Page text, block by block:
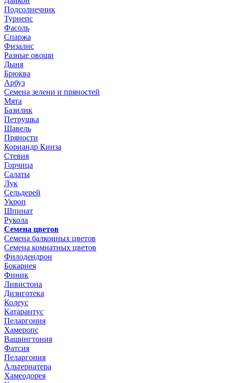
Подсолнечник
Турнепс
Фасоль
Спаржа
Физалис
Разные овощи
Дыня
Брюква
Арбуз
Семена зелени и пряностей
Мята
Базилик
Петрушка
Щавель
Пряности
Кориандр Кинза
Стевия
Горчица
Салаты
Лук
Сельдерей
Укроп
Шпинат
Рукола
Семена цветов
Семена балконных цветов
Семена комнатных цветов
Филодендрон
Бокарнея
Финик
Ливистона
Дизиготека
Колеус
Катарантус
Пеларгония
Хамеропс
Вашингтония
Фатсия
Пеларгония
Альтернатера
Хамеодорея